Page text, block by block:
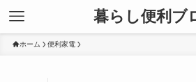
暮らし便利ブ
ホーム 便利家電